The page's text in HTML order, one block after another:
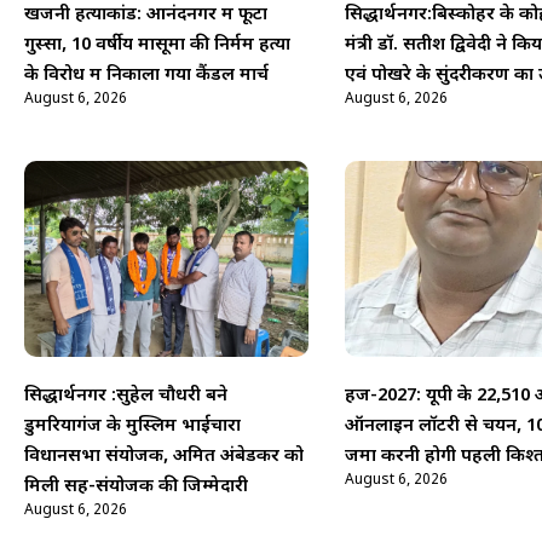
खजनी हत्याकांड: आनंदनगर में फूटा
गुस्सा, 10 वर्षीय मासूमों की निर्मम हत्या
के विरोध में निकाला गया कैंडल मार्च
August 6, 2026
सिद्धार्थनगर:बिस्कोहर के
मंत्री डॉ. सतीश द्विवेदी ने
एवं पोखरे के सुंदरीकरण का
August 6, 2026
सिद्धार्थनगर :सुहेल चौधरी बने
डुमरियागंज के मुस्लिम भाईचारा
विधानसभा संयोजक, अमित अंबेडकर को
मिली सह-संयोजक की जिम्मेदारी
August 6, 2026
हज-2027: यूपी के 22,510
ऑनलाइन लॉटरी से चयन,
जमा करनी होगी पहली
August 6, 2026